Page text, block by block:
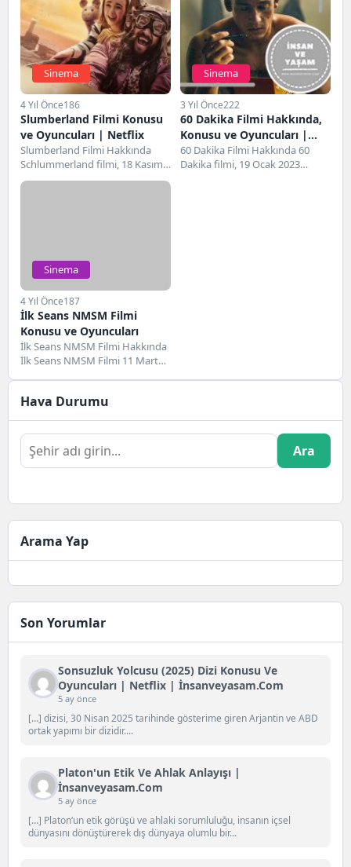
Sinema
4 Yıl Önce186
Slumberland Filmi Konusu
ve Oyuncuları | Netflix
Slumberland Filmi Hakkında
Schlummerland filmi, 18 Kasım
2022 tarihinde gösterime giren
Sinema
3 Yıl Önce222
60 Dakika Filmi Hakkında,
Konusu ve Oyuncuları |
Netflix
60 Dakika Filmi Hakkında 60
Dakika filmi, 19 Ocak 2023
Sinema
4 Yıl Önce187
İlk Seans NMSM Filmi
Konusu ve Oyuncuları
İlk Seans NMSM Filmi Hakkında
İlk Seans NMSM Filmi 11 Mart
Hava Durumu
Ara
Arama Yap
Son Yorumlar
Sonsuzluk Yolcusu (2025) Dizi Konusu Ve
Oyuncuları | Netflix | İnsanveyasam.com
5 ay önce
[…] dizisi, 30 Nisan 2025 tarihinde gösterime giren Arjantin ve ABD
ortak yapımı bir dizidir....
Platon'un Etik Ve Ahlak Anlayışı |
İnsanveyasam.com
5 ay önce
[…] Platon‘un etik görüşü ve ahlaki sorumluluğu, insanın içsel
dünyasını dönüştürerek dış dünyaya olumlu bir...